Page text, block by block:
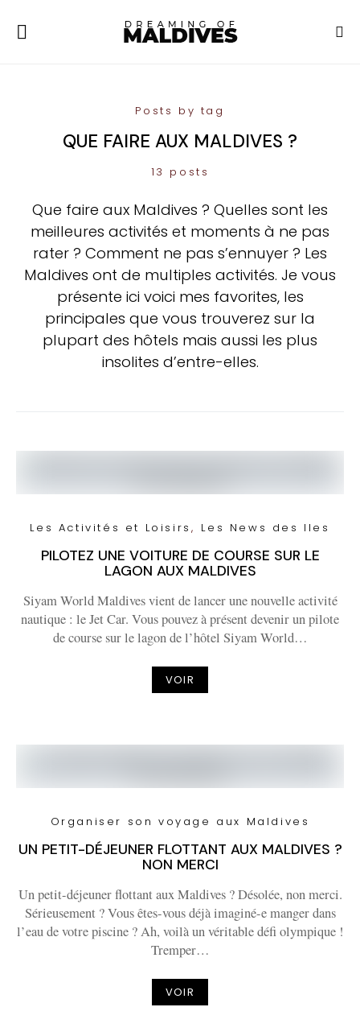
Posts by tag
QUE FAIRE AUX MALDIVES ?
13 posts
Que faire aux Maldives ? Quelles sont les
meilleures activités et moments à ne pas
rater ? Comment ne pas s’ennuyer ? Les
Maldives ont de multiples activités. Je vous
présente ici voici mes favorites, les
principales que vous trouverez sur la
plupart des hôtels mais aussi les plus
insolites d’entre-elles.
Les Activités et Loisirs Les News des Iles
PILOTEZ UNE VOITURE DE COURSE SUR LE
LAGON AUX MALDIVES
Siyam World Maldives vient de lancer une nouvelle activité
nautique : le Jet Car. Vous pouvez à présent devenir un pilote
de course sur le lagon de l’hôtel Siyam World…
VOIR
Organiser son voyage aux Maldives
UN PETIT-DÉJEUNER FLOTTANT AUX MALDIVES ?
NON MERCI
Un petit-déjeuner flottant aux Maldives ? Désolée, non merci.
Sérieusement ? Vous êtes-vous déjà imaginé-e manger dans
l’eau de votre piscine ? Ah, voilà un véritable défi olympique !
Tremper…
VOIR